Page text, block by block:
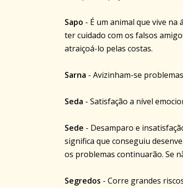
Sapo - É um animal que vive
ter cuidado com os falsos
atraiçoá-lo pelas costas.
Sarna - Avizinham-se
Seda - Satisfação a nível
Sede - Desamparo e
significa que conseguiu
os problemas continuarão. Se
Segredos - Corre grandes